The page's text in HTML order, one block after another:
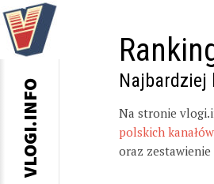
Najbardziej
Na stronie
polskich
oraz zestawienie
VLOGI.INFO